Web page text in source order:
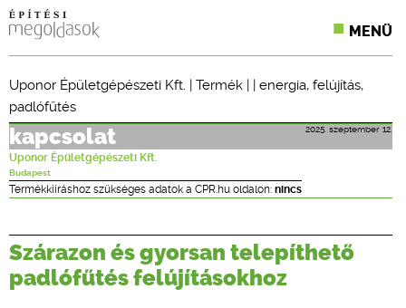
MENÜ
CPR TERMÉKKIÍRÁS
ÉPÍTÉSI JOG
ONLINE KÉPZÉSEK
TERVEZÉSI SEGÉDLETEK
Uponor Épületgépészeti Kft. | Termék | | energia, felújítás,
padlófűtés
2025. szeptember 12.
kapcsolat
Uponor Épületgépészeti Kft.
Budapest
Termékkiíráshoz szükséges adatok a CPR.hu oldalon: nincs
Szárazon és gyorsan telepíthető
padlófűtés felújításokhoz